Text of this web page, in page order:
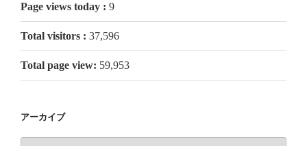
Page views today : 9
Total visitors : 37,596
Total page view: 59,953
アーカイブ